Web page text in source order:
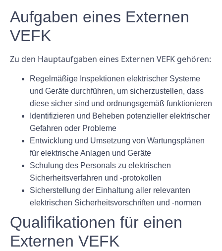
Aufgaben eines Externen
VEFK
Zu den Hauptaufgaben eines Externen VEFK gehören:
Regelmäßige Inspektionen elektrischer Systeme
und Geräte durchführen, um sicherzustellen, dass
diese sicher sind und ordnungsgemäß funktionieren
Identifizieren und Beheben potenzieller elektrischer
Gefahren oder Probleme
Entwicklung und Umsetzung von Wartungsplänen
für elektrische Anlagen und Geräte
Schulung des Personals zu elektrischen
Sicherheitsverfahren und -protokollen
Sicherstellung der Einhaltung aller relevanten
elektrischen Sicherheitsvorschriften und -normen
Qualifikationen für einen
Externen VEFK